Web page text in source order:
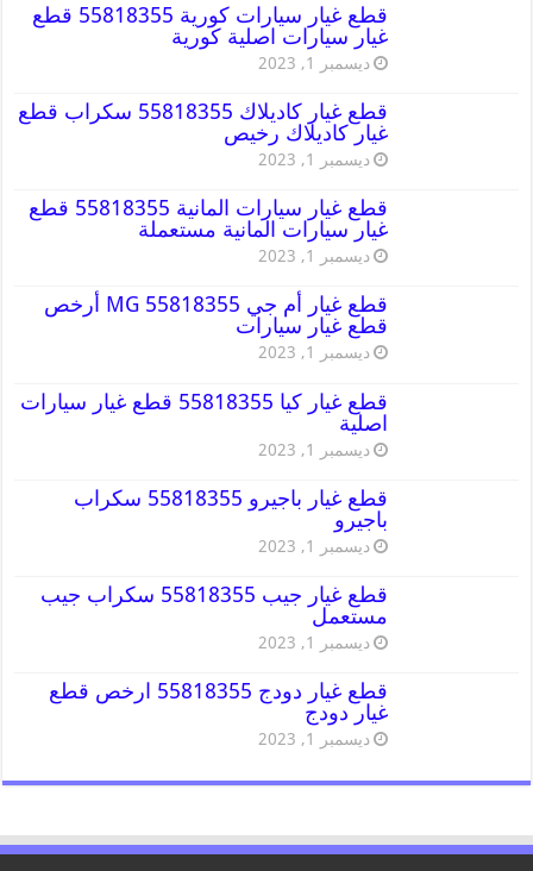
قطع غيار سيارات كورية 55818355 قطع
غيار سيارات اصلية كورية
ديسمبر 1, 2023
قطع غيار كاديلاك 55818355 سكراب قطع
غيار كاديلاك رخيص
ديسمبر 1, 2023
قطع غيار سيارات المانية 55818355 قطع
غيار سيارات المانية مستعملة
ديسمبر 1, 2023
قطع غيار أم جي MG 55818355 أرخص
قطع غيار سيارات
ديسمبر 1, 2023
قطع غيار كيا 55818355 قطع غيار سيارات
اصلية
ديسمبر 1, 2023
قطع غيار باجيرو 55818355 سكراب
باجيرو
ديسمبر 1, 2023
قطع غيار جيب 55818355 سكراب جيب
مستعمل
ديسمبر 1, 2023
قطع غيار دودج 55818355 ارخص قطع
غيار دودج
ديسمبر 1, 2023